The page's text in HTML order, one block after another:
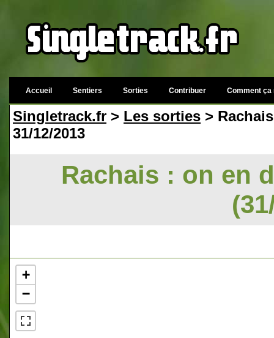
Accueil Sentiers Sorties Contribuer Comment ça
Singletrack.fr > Les sorties >
31/12/2013
Rachais : on en
+
−